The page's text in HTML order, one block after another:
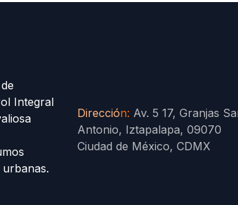
Integral
Dirección: Av. 5 17, Granjas
Antonio, Iztapalapa, 09070
Ciudad de México, CDMX